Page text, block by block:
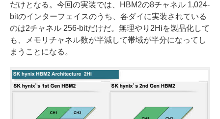
だけとなる。今回の実装では、HBM2の8チャネル 1,024-
bitのインターフェイスのうち、各ダイに実装されている
のは2チャネル 256-bitだけだ。無理やり2Hiを製品化して
も、メモリチャネル数が半減して帯域が半分になってし
まうことになる。